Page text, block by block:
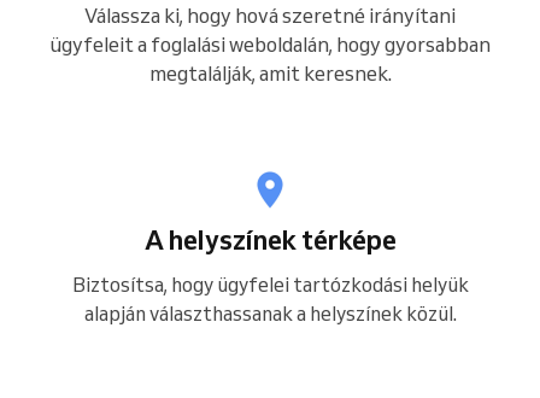
Válassza ki, hogy hová szeretné irányítani
ügyfeleit a foglalási weboldalán, hogy gyorsabban
megtalálják, amit keresnek.
A helyszínek térképe
Biztosítsa, hogy ügyfelei tartózkodási helyük
alapján választhassanak a helyszínek közül.